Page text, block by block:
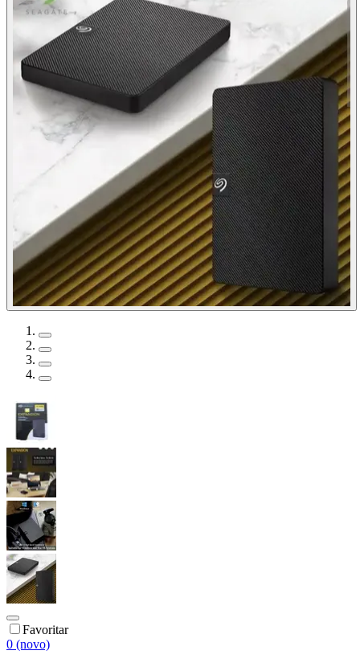
Favoritar
0 (novo)